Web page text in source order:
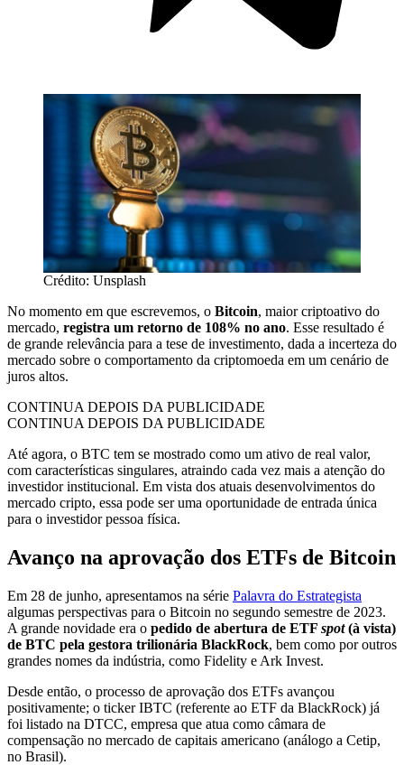
Crédito: Unsplash
No momento em que escrevemos, o Bitcoin, maior criptoativo do
mercado, registra um retorno de 108% no ano. Esse resultado é
de grande relevância para a tese de investimento, dada a incerteza do
mercado sobre o comportamento da criptomoeda em um cenário de
juros altos.
CONTINUA DEPOIS DA PUBLICIDADE
CONTINUA DEPOIS DA PUBLICIDADE
Até agora, o BTC tem se mostrado como um ativo de real valor,
com características singulares, atraindo cada vez mais a atenção do
investidor institucional. Em vista dos atuais desenvolvimentos do
mercado cripto, essa pode ser uma oportunidade de entrada única
para o investidor pessoa física.
Avanço na aprovação dos ETFs de Bitcoin
Em 28 de junho, apresentamos na série Palavra do Estrategista
algumas perspectivas para o Bitcoin no segundo semestre de 2023.
A grande novidade era o pedido de abertura de ETF spot(à vista)
de BTC pela gestora trilionária BlackRock, bem como por outros
grandes nomes da indústria, como Fidelity e Ark Invest.
Desde então, o processo de aprovação dos ETFs avançou
positivamente; o ticker IBTC (referente ao ETF da BlackRock) já
foi listado na DTCC, empresa que atua como câmara de
compensação no mercado de capitais americano (análogo a Cetip,
no Brasil).